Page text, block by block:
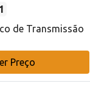
de Transmissão
Preço